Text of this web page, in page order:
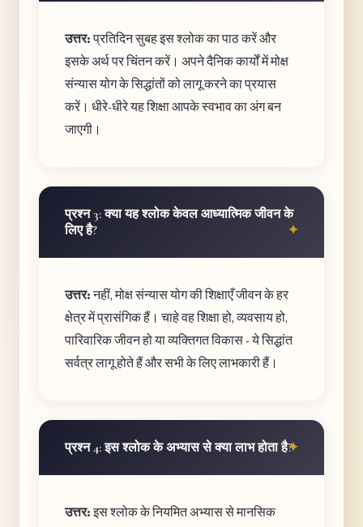
उत्तर:प्रतिदिन सुबह इस श्लोक का पाठ करें और
इसके अर्थ पर चिंतन करें। अपने दैनिक कार्यों में मोक्ष
संन्यास योग के सिद्धांतों को लागू करने का प्रयास
करें। धीरे-धीरे यह शिक्षा आपके स्वभाव का अंग बन
जाएगी।
प्रश्न 3: क्या यह श्लोक केवल आध्यात्मिक जीवन के
लिए है?
उत्तर:नहीं, मोक्ष संन्यास योग की शिक्षाएँ जीवन के हर
क्षेत्र में प्रासंगिक हैं। चाहे वह शिक्षा हो, व्यवसाय हो,
पारिवारिक जीवन हो या व्यक्तिगत विकास - ये सिद्धांत
सर्वत्र लागू होते हैं और सभी के लिए लाभकारी हैं।
प्रश्न 4: इस श्लोक के अभ्यास से क्या लाभ होता है?
उत्तर:इस श्लोक के नियमित अभ्यास से मानसिक